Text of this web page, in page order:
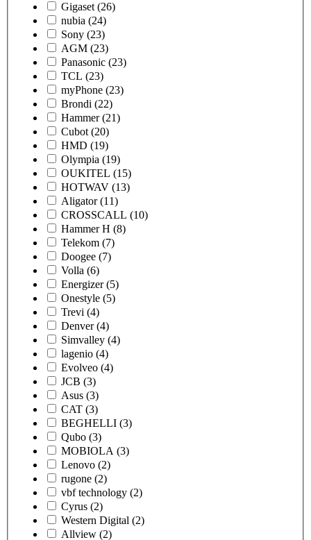
Gigaset (26)
nubia (24)
Sony (23)
AGM (23)
Panasonic (23)
TCL (23)
myPhone (23)
Brondi (22)
Hammer (21)
Cubot (20)
HMD (19)
Olympia (19)
OUKITEL (15)
HOTWAV (13)
Aligator (11)
CROSSCALL (10)
Hammer H (8)
Telekom (7)
Doogee (7)
Volla (6)
Energizer (5)
Onestyle (5)
Trevi (4)
Denver (4)
Simvalley (4)
lagenio (4)
Evolveo (4)
JCB (3)
Asus (3)
CAT (3)
BEGHELLI (3)
Qubo (3)
MOBIOLA (3)
Lenovo (2)
rugone (2)
vbf technology (2)
Cyrus (2)
Western Digital (2)
Allview (2)